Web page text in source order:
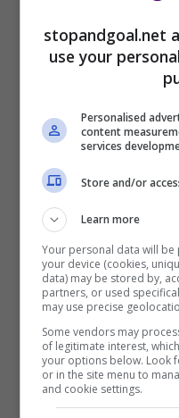
stopandgoal.net
presidente
dimesso, i
Ledimissioni del
spagnola Luis
bacio in bocca, non
stopandgoal.net
use your
Personalised
content
services
Store and/or
Learn more
Your personal data will
your device (cookies,
data) may be stored by,
partners, or used
may use precise
Some vendors may
of legitimate interest,
your options below. Look
or in the site menu to
and cookie settings.